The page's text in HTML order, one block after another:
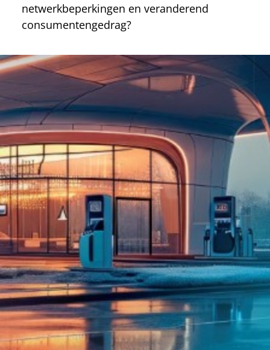
netwerkbeperkingen en veranderend
consumentengedrag?